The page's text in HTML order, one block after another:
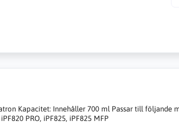
Kapacitet: Innehåller 700 ml Passar till följande
PRO, iPF825, iPF825 MFP